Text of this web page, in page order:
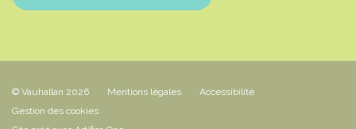
© Vauhallan 2026 Mentions légales
Accessibilité
Gestion des cookies